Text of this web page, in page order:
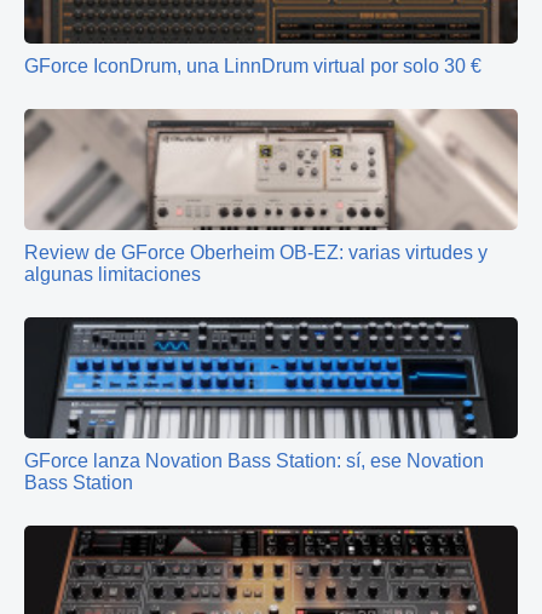
GForce IconDrum, una LinnDrum virtual por solo 30 €
Review de GForce Oberheim OB-EZ: varias virtudes y
algunas limitaciones
GForce lanza Novation Bass Station: sí, ese Novation
Bass Station